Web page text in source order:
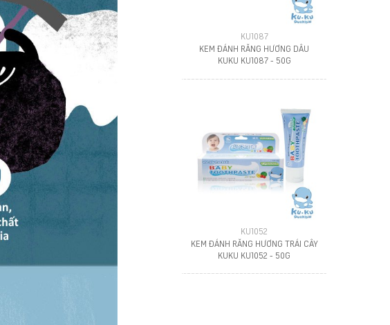
KU1087
KEM ĐÁNH RĂNG HƯƠNG DÂU
KUKU KU1087 - 50G
KU1052
KEM ĐÁNH RĂNG HƯƠNG TRÁI CÂY
KUKU KU1052 - 50G